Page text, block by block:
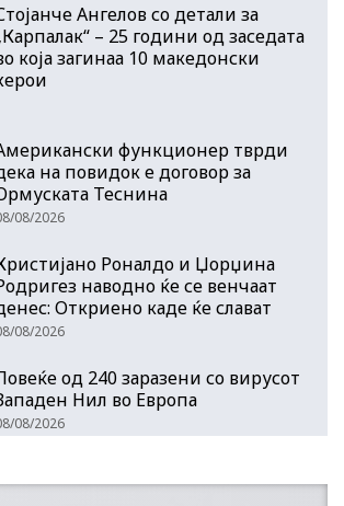
Ангелов со детали за
– 25 години од заседата
која загинаа 10 македонски
функционер тврди
на повидок е договор за
Теснина
08/2026
Роналдо и Џорџина
наводно ќе се венчаат
Откриено каде ќе слават
08/2026
од 240 заразени со вирусот
Нил во Европа
08/2026